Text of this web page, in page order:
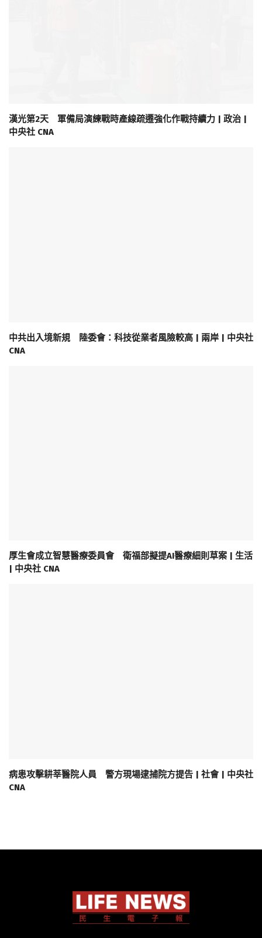
漢光第2天 軍備局演練戰時產線疏遷強化作戰持續力 | 政治 |
中央社 CNA
中共出入境新規 陸委會：科技從業者風險較高 | 兩岸 | 中央社
CNA
厚生會成立智慧醫療委員會 衛福部擬提AI醫療細則草案 | 生活
| 中央社 CNA
病患攻擊耕莘醫院人員 警方現場逮捕院方提告 | 社會 | 中央社
CNA